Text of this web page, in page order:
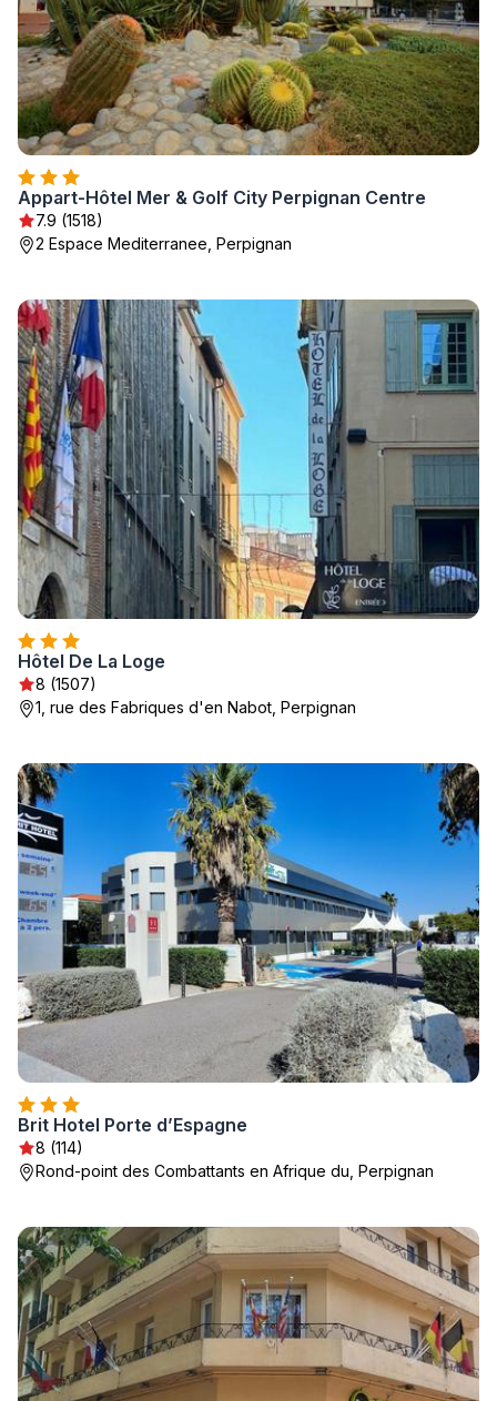
Appart-Hôtel Mer & Golf City Perpignan Centre
7.9 (1518)
2 Espace Mediterranee, Perpignan
Hôtel De La Loge
8 (1507)
1, rue des Fabriques d'en Nabot, Perpignan
Brit Hotel Porte d’Espagne
8 (114)
Rond-point des Combattants en Afrique du, Perpignan